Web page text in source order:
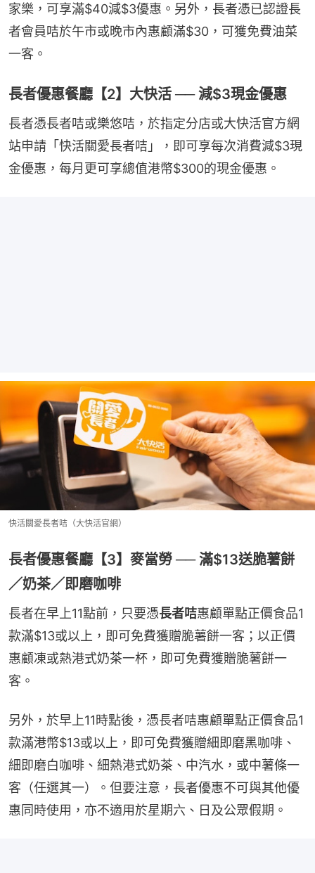
家樂，可享滿$40減$3優惠。另外，長者憑已認證長
者會員咭於午市或晚市內惠顧滿$30，可獲免費油菜
一客。
長者優惠餐廳【2】大快活 ── 減$3現金優惠
長者憑長者咭或樂悠咭，於指定分店或大快活官方網
站申請「快活關愛長者咭」，即可享每次消費減$3現
金優惠，每月更可享總值港幣$300的現金優惠。
快活關愛長者咭（大快活官網）
長者優惠餐廳【3】麥當勞 ── 滿$13送脆薯餅
／奶茶／即磨咖啡
長者在早上11點前，只要憑長者咭惠顧單點正價食品1
款滿$13或以上，即可免費獲贈脆薯餅一客；以正價
惠顧凍或熱港式奶茶一杯，即可免費獲贈脆薯餅一
客。
另外，於早上11時點後，憑長者咭惠顧單點正價食品1
款滿港幣$13或以上，即可免費獲贈細即磨黑咖啡、
細即磨白咖啡、細熱港式奶茶、中汽水，或中薯條一
客（任選其一）。但要注意，長者優惠不可與其他優
惠同時使用，亦不適用於星期六、日及公眾假期。